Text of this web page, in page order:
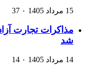
15 مرداد 1405 ۰ 37
مذاکرات تجارت
شد
14 مرداد 1405 ۰ 14